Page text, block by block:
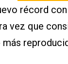
récord
vez que